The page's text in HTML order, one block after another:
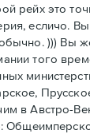
рейх это
есличо.
))) Вы
того
в Австро-